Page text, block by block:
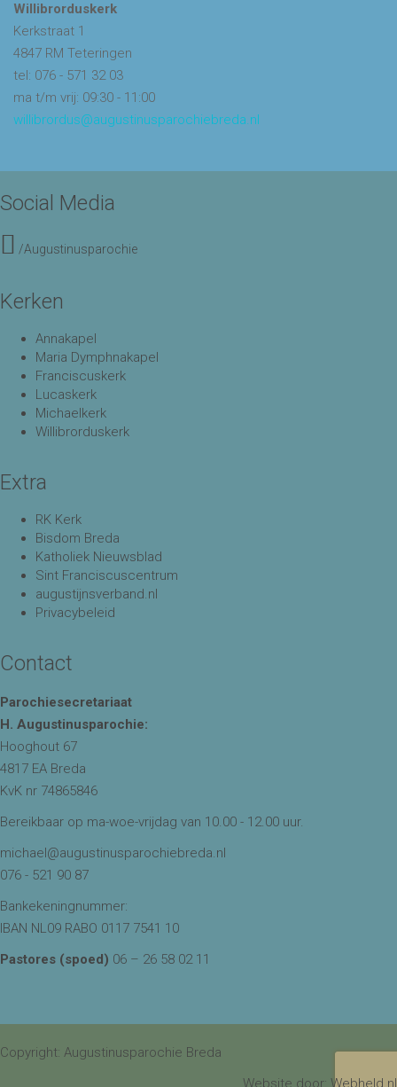
Willibrorduskerk
Kerkstraat 1
4847 RM Teteringen
tel: 076 - 571 32 03
ma t/m vrij: 09:30 - 11:00
willibrordus@augustinusparochiebreda.nl
Social Media
/Augustinusparochie
Kerken
Annakapel
Maria Dymphnakapel
Franciscuskerk
Lucaskerk
Michaelkerk
Willibrorduskerk
Extra
RK Kerk
Bisdom Breda
Katholiek Nieuwsblad
Sint Franciscuscentrum
augustijnsverband.nl
Privacybeleid
Contact
Parochiesecretariaat
H. Augustinusparochie:
Hooghout 67
4817 EA Breda
KvK nr 74865846
Bereikbaar op ma-woe-vrijdag van 10.00 - 12.00 uur.
michael@augustinusparochiebreda.nl
076 - 521 90 87
Bankekeningnummer:
IBAN NL09 RABO 0117 7541 10
Pastores (spoed) 06 – 26 58 02 11
Copyright: Augustinusparochie Breda
Website door: Webheld.nl